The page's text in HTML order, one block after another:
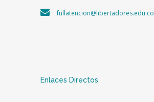
fullatencion@libertadores.edu.co
Enlaces Directos